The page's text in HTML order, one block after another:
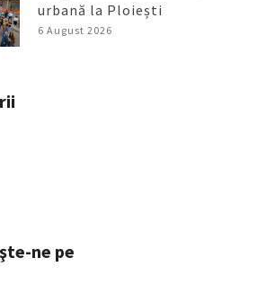
urbană la Ploiești
6 August 2026
ne pe